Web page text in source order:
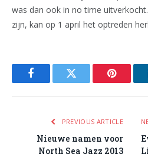
was dan ook in no time
zijn, kan op 1 april het optreden
FacebookTwitter Pinterest
PREVIOUS ARTICLE
Nieuwe namen voor
North Sea Jazz 2013